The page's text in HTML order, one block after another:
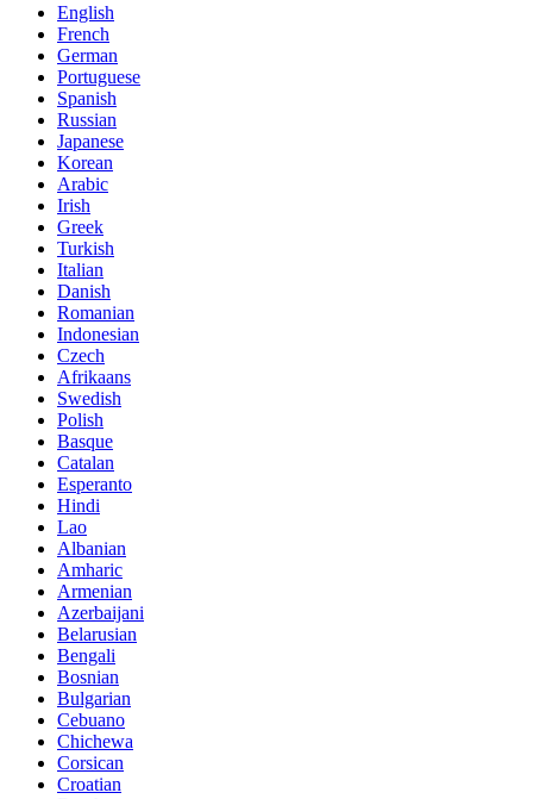
English
French
German
Portuguese
Spanish
Russian
Japanese
Korean
Arabic
Irish
Greek
Turkish
Italian
Danish
Romanian
Indonesian
Czech
Afrikaans
Swedish
Polish
Basque
Catalan
Esperanto
Hindi
Lao
Albanian
Amharic
Armenian
Azerbaijani
Belarusian
Bengali
Bosnian
Bulgarian
Cebuano
Chichewa
Corsican
Croatian